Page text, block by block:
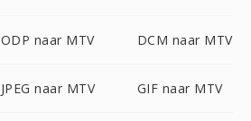
ODP naar MTV DCM naar MTV
JPEG naar MTV GIF naar MTV